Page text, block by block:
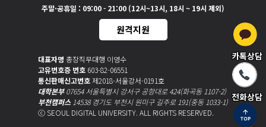
주말·공휴일 : 09:00 - 21:00 (12시~13시, 18시 ~ 19시 제외)
원격지원
대표자명 총장직무대행 이영수
고유번호증 번호 603-82-06551
통신판매신고번호제2018-서울강서-0191호
대학본부07654 서울특별시 강서구 공항대로 424(화곡동 1107-2)
부천캠퍼스14538 경기도 부천시 원미구 길주로 191(중동 1033-1)
ⓒ SEOUL DIGITAL UNIVERSITY. ALL RIGHTS RESERVED.
카톡상담
전화상담